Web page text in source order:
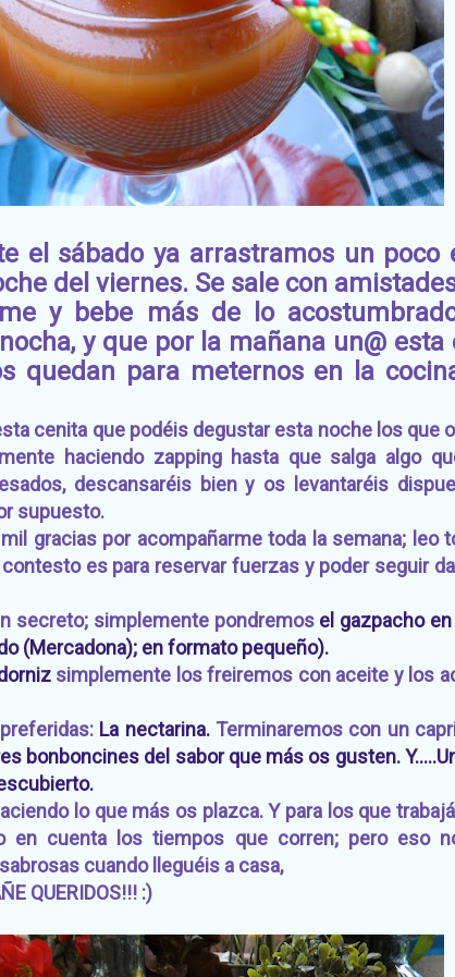
el sábado ya arrastramos un poco
del viernes. Se sale con
y bebe más de lo
y que por la mañana un@
quedan para meternos en la
cenita que podéis degustar esta noche los que
haciendo zapping hasta que salga algo
descansaréis bien y os levantaréis
supuesto.
mil gracias por acompañarme toda la semana; leo
es para reservar fuerzas y poder seguir
secreto; simplemente pondremos el gazpacho
(Mercadona); en formato pequeño).
simplemente los freiremos con aceite y los
La nectarina.Terminaremos con un
bonboncines del sabor que más os gusten.
lo que más os plazca. Y para los que
en cuenta los tiempos que corren; pero eso
cuando lleguéis a casa,
QUERIDOS!!! :)